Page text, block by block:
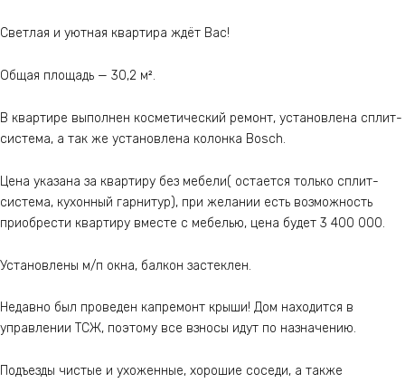
Светлая и уютная квартира ждёт Вас!
Общая площадь — 30,2 м².
В квартире выполнен косметический ремонт, установлена сплит-
система, а так же установлена колонка Bosch.
Цена указана за квартиру без мебели( остается только сплит-
система, кухонный гарнитур), при желании есть возможность
приобрести квартиру вместе с мебелью, цена будет 3 400 000.
Установлены м/п окна, балкон застеклен.
Недавно был проведен капремонт крыши! Дом находится в
управлении ТСЖ, поэтому все взносы идут по назначению.
Подъезды чистые и ухоженные, хорошие соседи, а также